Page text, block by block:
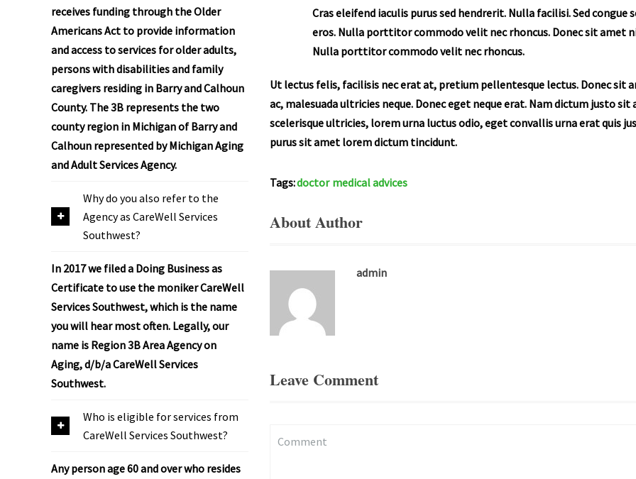
Cras eleifend iaculis purus sed hendrerit. Nulla facilisi. Sed
eros. Nulla porttitor commodo velit nec rhoncus. Donec sit amet
Nulla porttitor commodo velit nec rhoncus.
Ut lectus felis, facilisis nec erat at, pretium pellentesque lectus. Donec sit
ac, malesuada ultricies neque. Donec eget neque erat. Nam dictum justo
scelerisque ultricies, lorem urna luctus odio, eget convallis urna erat quis
purus sit amet lorem dictum tincidunt.
Tags:doctor medical advices
About Author
admin
Leave Comment
receives funding through the Older
Americans Act to provide information
and access to services for older adults,
persons with disabilities and family
caregivers residing in Barry and Calhoun
County. The 3B represents the two
county region in Michigan of Barry and
Calhoun represented by Michigan Aging
and Adult Services Agency.
Why do you also refer to the
Agency as CareWell Services
Southwest?
In 2017 we filed a Doing Business as
Certificate to use the moniker CareWell
Services Southwest, which is the name
you will hear most often. Legally, our
name is Region 3B Area Agency on
Aging, d/b/a CareWell Services
Southwest.
Who is eligible for services from
CareWell Services Southwest?
Any person age 60 and over who resides